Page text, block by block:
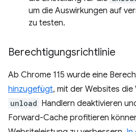
um die Auswirkungen auf
zu testen.
Berechtigungsrichtlinie
Ab Chrome 115 wurde eine
hinzugefügt, mit der Websites
unload Handlern deaktivieren
Forward-Cache profitieren